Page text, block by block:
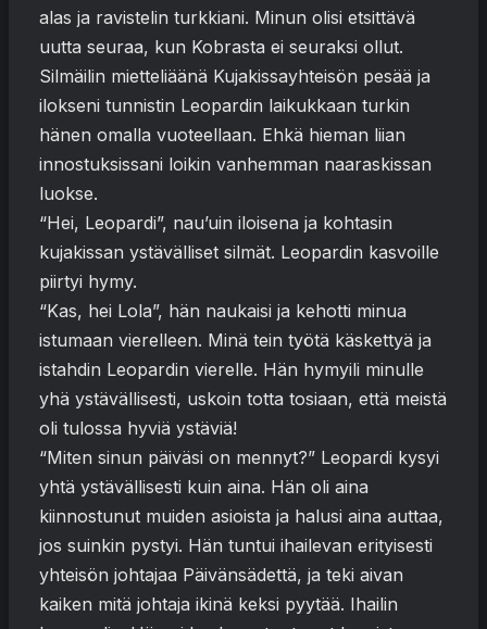
alas ja ravistelin turkkiani. Minun olisi etsittävä
uutta seuraa, kun Kobrasta ei seuraksi ollut.
Silmäilin mietteliäänä Kujakissayhteisön pesää ja
ilokseni tunnistin Leopardin laikukkaan turkin
hänen omalla vuoteellaan. Ehkä hieman liian
innostuksissani loikin vanhemman naaraskissan
luokse.
“Hei, Leopardi”, nau’uin iloisena ja kohtasin
kujakissan ystävälliset silmät. Leopardin kasvoille
piirtyi hymy.
“Kas, hei Lola”, hän naukaisi ja kehotti minua
istumaan vierelleen. Minä tein työtä käskettyä ja
istahdin Leopardin vierelle. Hän hymyili minulle
yhä ystävällisesti, uskoin totta tosiaan, että meistä
oli tulossa hyviä ystäviä!
“Miten sinun päiväsi on mennyt?” Leopardi kysyi
yhtä ystävällisesti kuin aina. Hän oli aina
kiinnostunut muiden asioista ja halusi aina auttaa,
jos suinkin pystyi. Hän tuntui ihailevan erityisesti
yhteisön johtajaa Päivänsädettä, ja teki aivan
kaiken mitä johtaja ikinä keksi pyytää. Ihailin